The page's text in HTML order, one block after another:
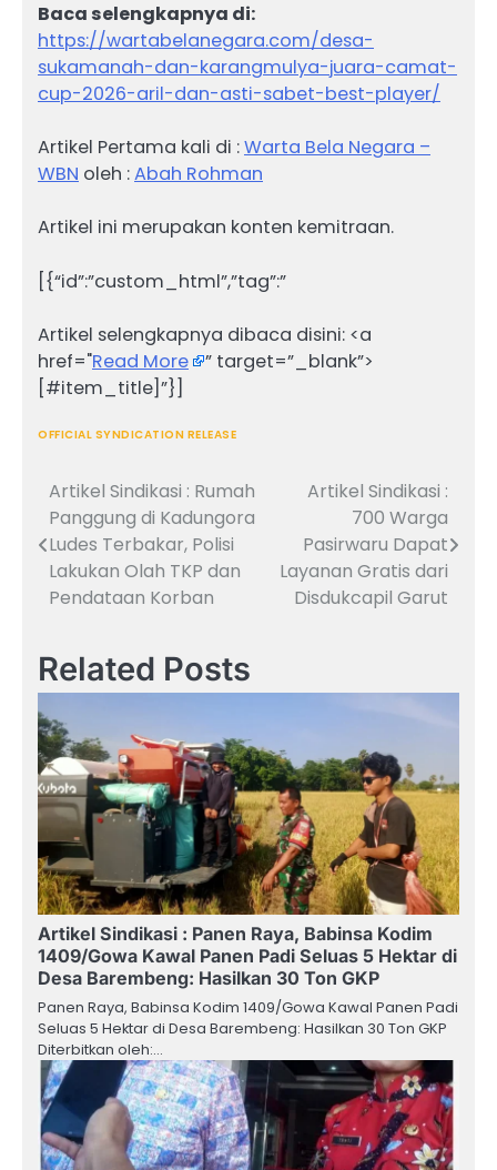
Baca selengkapnya di:
https://wartabelanegara.com/desa-
sukamanah-dan-karangmulya-juara-camat-
cup-2026-aril-dan-asti-sabet-best-player/
Artikel Pertama kali di :Warta Bela Negara –
WBN oleh :Abah Rohman
Artikel ini merupakan konten kemitraan.
[{“id”:”custom_html”,”tag”:”
Artikel selengkapnya dibaca disini: <a
href="Read More
” target=”_blank”>
[#item_title]”}]
OFFICIAL SYNDICATION RELEASE
Navigasi
pos
Artikel Sindikasi : Rumah
Panggung di Kadungora
Ludes Terbakar, Polisi
Lakukan Olah TKP dan
Pendataan Korban
Artikel Sindikasi :
700 Warga
Pasirwaru Dapat
Layanan Gratis dari
Disdukcapil Garut
Related Posts
Artikel Sindikasi : Panen Raya, Babinsa Kodim
1409/Gowa Kawal Panen Padi Seluas 5 Hektar di
Desa Barembeng: Hasilkan 30 Ton GKP
Panen Raya, Babinsa Kodim 1409/Gowa Kawal Panen Padi
Seluas 5 Hektar di Desa Barembeng: Hasilkan 30 Ton GKP
Diterbitkan oleh:…